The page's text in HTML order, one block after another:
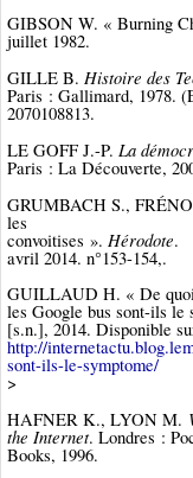
GIBSON W. « Burning
juillet 1982.
GILLE B. Histoire des
Paris : Gallimard, 1978.
2070108813.
LE GOFF J.-P. La
Paris : La Découverte,
GRUMBACH S.,
les
convoitises ». Hérodote.
avril 2014. n°153-154,.
GUILLAUD H. « De
les Google bus sont-ils
[s.n.], 2014. Disponible
http://
sont-ils-le-symptome/
>
HAFNER K., LYON M.
the Internet. Londres :
Books, 1996.